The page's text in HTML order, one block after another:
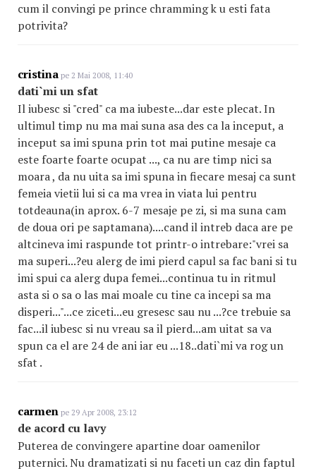
cum il convingi pe prince chramming k u esti fata
potrivita?
cristina pe 2 Mai 2008, 11:40
dati`mi un sfat
Il iubesc si "cred" ca ma iubeste...dar este plecat. In
ultimul timp nu ma mai suna asa des ca la inceput, a
inceput sa imi spuna prin tot mai putine mesaje ca
este foarte foarte ocupat ..., ca nu are timp nici sa
moara , da nu uita sa imi spuna in fiecare mesaj ca sunt
femeia vietii lui si ca ma vrea in viata lui pentru
totdeauna(in aprox. 6-7 mesaje pe zi, si ma suna cam
de doua ori pe saptamana)....cand il intreb daca are pe
altcineva imi raspunde tot printr-o intrebare:"vrei sa
ma superi...?eu alerg de imi pierd capul sa fac bani si tu
imi spui ca alerg dupa femei...continua tu in ritmul
asta si o sa o las mai moale cu tine ca incepi sa ma
disperi..."...ce ziceti...eu gresesc sau nu ...?ce trebuie sa
fac...il iubesc si nu vreau sa il pierd...am uitat sa va
spun ca el are 24 de ani iar eu ...18..dati`mi va rog un
sfat .
carmen pe 29 Apr 2008, 23:12
de acord cu lavy
Puterea de convingere apartine doar oamenilor
puternici. Nu dramatizati si nu faceti un caz din faptul